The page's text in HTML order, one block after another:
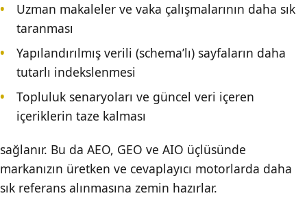
Uzman makaleler ve vaka çalışmalarının daha sık
taranması
Yapılandırılmış verili (schema’lı) sayfaların daha
tutarlı indekslenmesi
Topluluk senaryoları ve güncel veri içeren
içeriklerin taze kalması
sağlanır. Bu da AEO, GEO ve AIO üçlüsünde
markanızın üretken ve cevaplayıcı motorlarda daha
sık referans alınmasına zemin hazırlar.